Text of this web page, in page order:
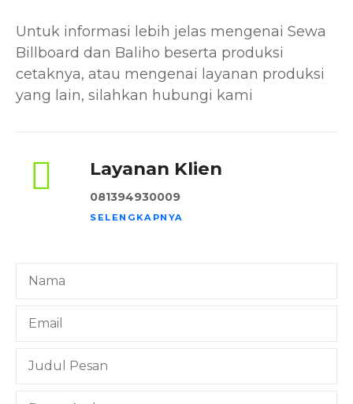
Untuk informasi lebih jelas mengenai Sewa
Billboard dan Baliho beserta produksi
cetaknya, atau mengenai layanan produksi
yang lain, silahkan hubungi kami
Layanan Klien
081394930009
SELENGKAPNYA